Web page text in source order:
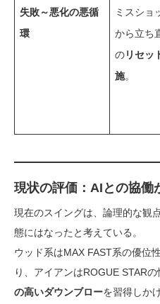
失敗～悪化の悪循
環
ミスショ
から立ち
のリセッ
施。
現状の評価：AIとの協働
現在のスイングは、論理的な観
態にはなったと考えている。
ウッド系はMAX FAST系の優位
り、アイアンはROGUE STARの
の高いダウンブローを習得しか